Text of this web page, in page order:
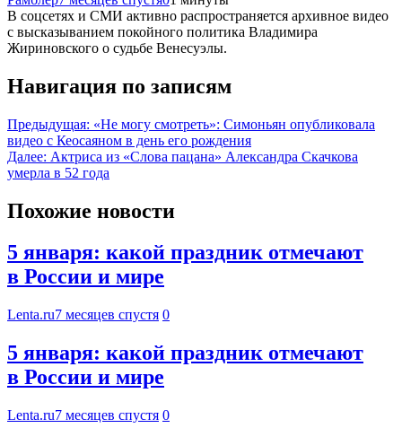
В соцсетях и СМИ активно распространяется архивное видео
с высказыванием покойного политика Владимира
Жириновского о судьбе Венесуэлы.
Навигация по записям
Предыдущая: «Не могу смотреть»: Симоньян опубликовала
видео с Кеосаяном в день его рождения
Далее: Актриса из «Слова пацана» Александра Скачкова
умерла в 52 года
Похожие новости
5 января: какой праздник отмечают
в России и мире
Lenta.ru7 месяцев спустя 0
5 января: какой праздник отмечают
в России и мире
Lenta.ru7 месяцев спустя 0